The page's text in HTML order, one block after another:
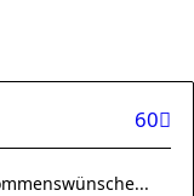
60